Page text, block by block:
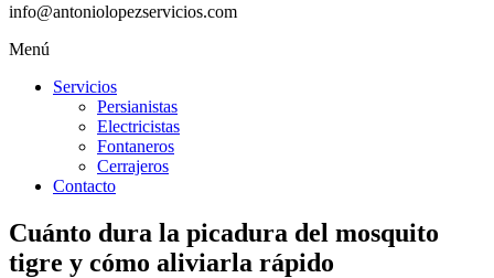
info@antoniolopezservicios.com
Menú
Servicios
Persianistas
Electricistas
Fontaneros
Cerrajeros
Contacto
Cuánto dura la picadura del mosquito
tigre y cómo aliviarla rápido